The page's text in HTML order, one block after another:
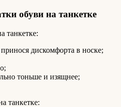
обуви на танкетке
танкетке:
дискомфорта в носке;
тоньше и изящнее;
танкетке: